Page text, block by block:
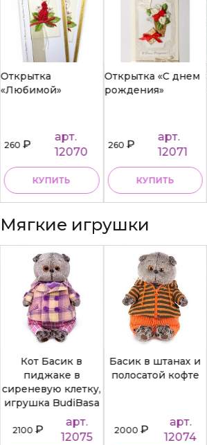
Открытка
«Любимой»
260₽
арт.
12070
КУПИТЬ
Открытка «С днем
рождения»
260₽
арт.
12071
КУПИТЬ
Мягкие игрушки
Кот Басик в
пиджаке в
сиреневую клетку,
игрушка BudiBasa
2100₽
арт.
12075
Басик в штанах и
полосатой кофте
2000₽
арт.
12074